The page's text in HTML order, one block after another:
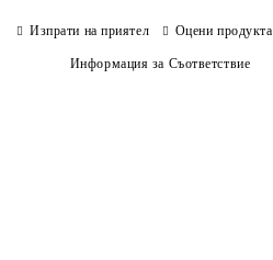
Изпрати на приятел Оцени продукта
Информация за Съответствие